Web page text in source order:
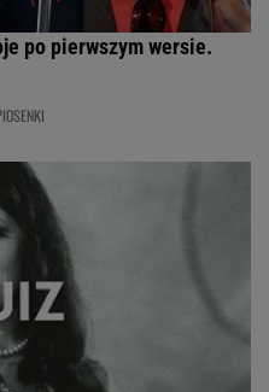
po pierwszym wersie.